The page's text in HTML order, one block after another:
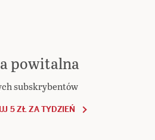
powitalna
subskrybentów
5 ZŁ ZA TYDZIEŃ